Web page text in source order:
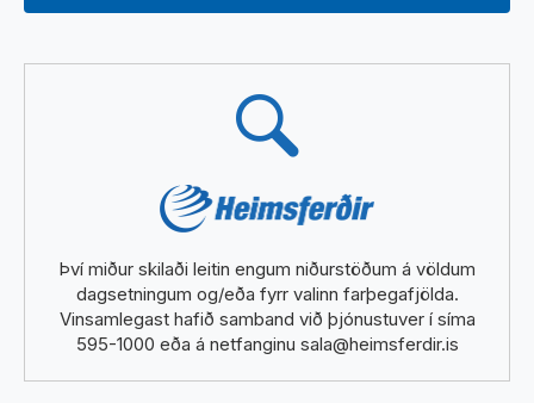
Niðurstöður
/i18n/i18n.tags.is.js)
Því miður skilaði leitin engum niðurstöðum á völdum
dagsetningum og/eða fyrr valinn farþegafjölda.
Vinsamlegast hafið samband við þjónustuver í síma
595-1000 eða á netfanginu sala@heimsferdir.is